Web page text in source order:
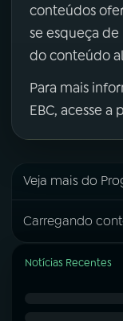
conteúdos
se esqueça
do conteúdo
Para mais
EBC, acesse
Veja mais do
Carregando
Notícias Recentes